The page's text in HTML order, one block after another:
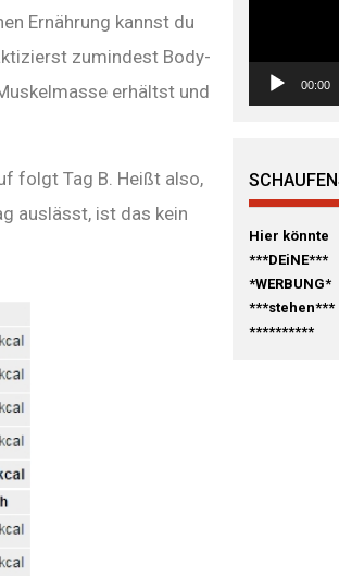
Ernährung kannst du
zumindest Body-
erhältst und
folgt Tag B. Heißt also,
auslässt, ist das kein
00:00
Hier könnte
***DEiNE***
*WERBUNG*
***stehen***
**********